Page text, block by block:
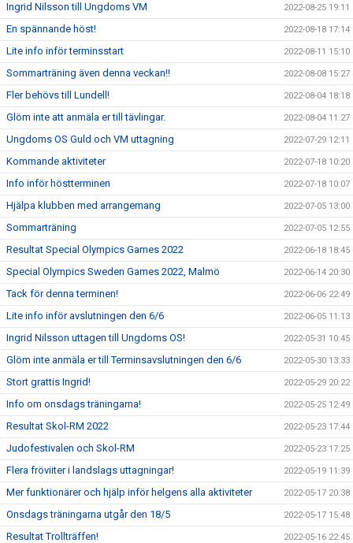
Ingrid Nilsson till Ungdoms VM 2022-08-25 19:11
En spännande höst! 2022-08-18 17:14
Lite info inför terminsstart 2022-08-11 15:10
Sommarträning även denna veckan!! 2022-08-08 15:27
Fler behövs till Lundell! 2022-08-04 18:18
Glöm inte att anmäla er till tävlingar. 2022-08-04 11:27
Ungdoms OS Guld och VM uttagning 2022-07-29 12:11
Kommande aktiviteter 2022-07-18 10:20
Info inför höstterminen 2022-07-18 10:07
Hjälpa klubben med arrangemang 2022-07-05 13:00
Sommarträning 2022-07-05 12:55
Resultat Special Olympics Games 2022 2022-06-18 18:45
Special Olympics Sweden Games 2022, Malmö 2022-06-14 20:30
Tack för denna terminen! 2022-06-06 22:49
Lite info inför avslutningen den 6/6 2022-06-05 11:13
Ingrid Nilsson uttagen till Ungdoms OS! 2022-05-31 10:45
Glöm inte anmäla er till Terminsavslutningen den 6/6 2022-05-30 13:33
Stort grattis Ingrid! 2022-05-29 20:22
Info om onsdags träningarna! 2022-05-25 12:49
Resultat Skol-RM 2022 2022-05-23 17:44
Judofestivalen och Skol-RM 2022-05-23 17:25
Flera fröviiter i landslags uttagningar! 2022-05-19 11:39
Mer funktionärer och hjälp inför helgens alla aktiviteter 2022-05-17 20:38
Onsdags träningarna utgår den 18/5 2022-05-17 15:48
Resultat Trollträffen! 2022-05-16 22:45